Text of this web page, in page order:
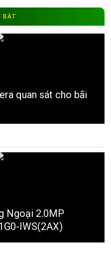
BẬT
quan sát cho bãi
Ngoại 2.0MP
IWS(2AX)